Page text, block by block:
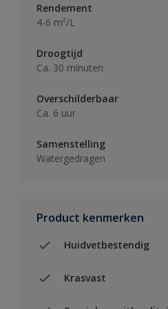
Rendement
4-6 m²/L
Droogtijd
Ca. 30 minuten
Overschilderbaar
Ca. 6 uur
Samenstelling
Watergedragen
Product kenmerken
Huidvetbestendig
Krasvast